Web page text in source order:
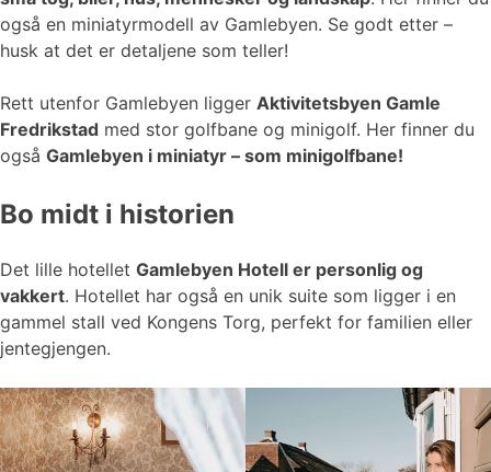
også en miniatyrmodell av Gamlebyen. Se godt etter –
husk at det er detaljene som teller!
Rett utenfor Gamlebyen ligger Aktivitetsbyen Gamle
Fredrikstad med stor golfbane og minigolf. Her finner du
også Gamlebyen i miniatyr – som minigolfbane!
Bo midt i historien
Det lille hotellet Gamlebyen Hotell er personlig og
vakkert. Hotellet har også en unik suite som ligger i en
gammel stall ved Kongens Torg, perfekt for familien eller
jentegjengen.